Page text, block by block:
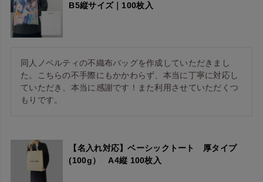
B5縦サイズ｜100枚入
同人ノベルティの不織布バッグを作成していただきまし
た。こちらの不手際にもかかわらず、本当に丁寧に対応し
ていただき、本当に感謝です！また利用させていただくつ
もりです。
【名入れ対応】ベーシックトート 厚タイプ
(100g） A4縦 100枚入